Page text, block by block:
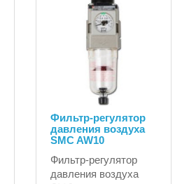
Фильтр-регулятор
давления воздуха
SMC AW10
Фильтр-регулятор
давления воздуха